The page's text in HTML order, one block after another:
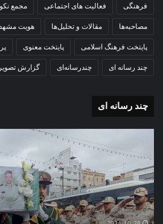
فرهنگی فعالیت های اجتماعی مجمع
مصاحبه‌ها مقالات و تحلیل‌ها هویت
پایتخت فرهنگ اسلامی پایتخت معنوی
چند رسانه ای چندرسانه‌ای گزارش
چند رسانه ای
تشییع
پیکر
مطهر
شهید
امنیت